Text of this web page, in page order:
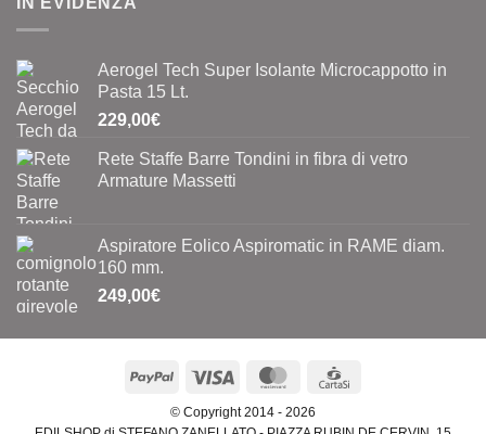
75,00€
Aerogel Tech Super Isolante Microcappotto in
Pasta 15 Lt.
229,00€
Rete Staffe Barre Tondini in fibra di vetro
Armature Massetti
Aspiratore Eolico Aspiromatic in RAME diam.
160 mm.
249,00€
PayPal Visa MasterCard
© Copyright 2014 - 2026